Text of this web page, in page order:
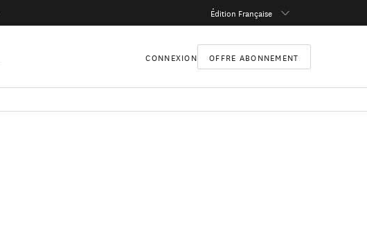
Édition Française
CONNEXION OFFRE ABONNEMENT